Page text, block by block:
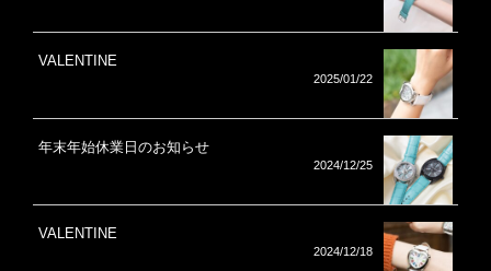
VALENTINE
2025/01/22
年末年始休業日のお知らせ
2024/12/25
VALENTINE
2024/12/18